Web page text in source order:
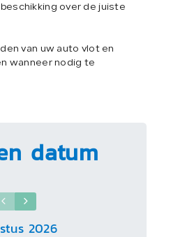
over de juiste
van uw auto vlot en
wanneer nodig te